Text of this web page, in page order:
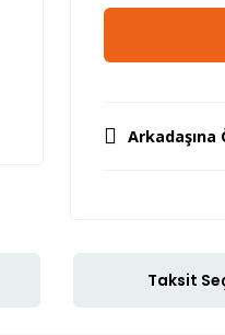
Arkadaşına
Taksit